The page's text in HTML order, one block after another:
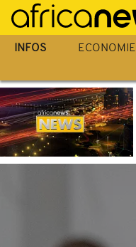
Passer
au
contenu
INFOS ECONOMIE